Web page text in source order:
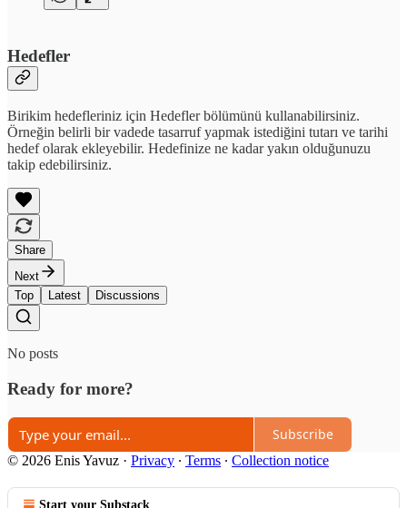
Hedefler
Birikim hedefleriniz için Hedefler bölümünü kullanabilirsiniz.
Örneğin belirli bir vadede tasarruf yapmak istediğini tutarı ve tarihi
hedef olarak ekleyebilir. Hedefinize ne kadar yakın olduğunuzu
takip edebilirsiniz.
Share
Next
Top
Latest Discussions
No posts
Ready for more?
Subscribe
© 2026 Enis Yavuz · Privacy ∙ Terms ∙ Collection notice
Start your Substack